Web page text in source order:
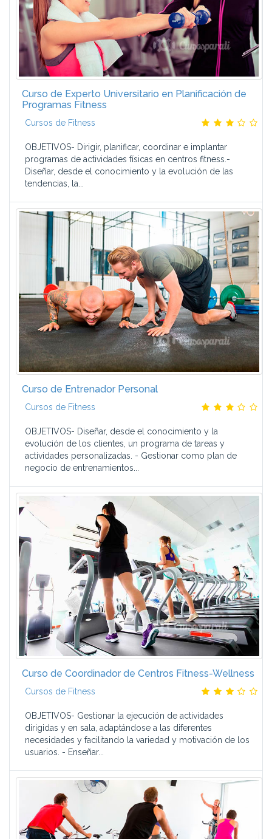
Curso de Experto Universitario en Planificación de
Programas Fitness
Cursos de Fitness
OBJETIVOS- Dirigir, planificar, coordinar e implantar
programas de actividades físicas en centros fitness.-
Diseñar, desde el conocimiento y la evolución de las
tendencias, la...
Curso de Entrenador Personal
Cursos de Fitness
OBJETIVOS- Diseñar, desde el conocimiento y la
evolución de los clientes, un programa de tareas y
actividades personalizadas. - Gestionar como plan de
negocio de entrenamientos...
Curso de Coordinador de Centros Fitness-Wellness
Cursos de Fitness
OBJETIVOS- Gestionar la ejecución de actividades
dirigidas y en sala, adaptándose a las diferentes
necesidades y facilitando la variedad y motivación de los
usuarios. - Enseñar...